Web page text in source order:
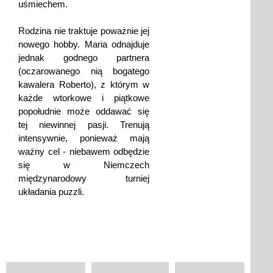
uśmiechem.
Rodzina nie traktuje poważnie jej
nowego hobby. Maria odnajduje
jednak godnego partnera
(oczarowanego nią bogatego
kawalera Roberto), z którym w
każde wtorkowe i piątkowe
popołudnie może oddawać się
tej niewinnej pasji. Trenują
intensywnie, ponieważ mają
ważny cel - niebawem odbędzie
się w Niemczech
międzynarodowy turniej
układania puzzli.